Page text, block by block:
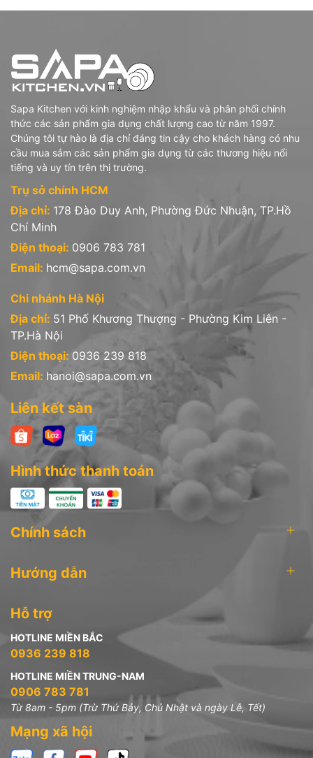
Sapa Kitchen với kinh nghiệm nhập khẩu và phân phối chính
thức các sản phẩm gia dụng chất lượng cao từ năm 1997.
Chúng tôi tự hào là địa chỉ đáng tin cậy cho khách hàng có nhu
cầu mua sắm các sản phẩm gia dụng từ các thương hiệu nổi
tiếng và uy tín trên thị trường.
Trụ sở chính HCM
Địa chỉ: 178 Đào Duy Anh, Phường Đức Nhuận, TP.Hồ
Chí Minh
Điện thoại: 0906 783 781
Email: hcm@sapa.com.vn
Chi nhánh Hà Nội
Địa chỉ: 51 Phố Khương Thượng - Phường Kim Liên -
TP.Hà Nội
Điện thoại: 0936 239 818
Email: hanoi@sapa.com.vn
Liên kết sàn
Hình thức thanh toán
Chính sách
Hướng dẫn
Hỗ trợ
HOTLINE MIỀN BẮC
0936 239 818
HOTLINE MIỀN TRUNG-NAM
0906 783 781
Từ 8am - 5pm (Trừ Thứ Bảy, Chủ Nhật và ngày Lễ, Tết)
Mạng xã hội